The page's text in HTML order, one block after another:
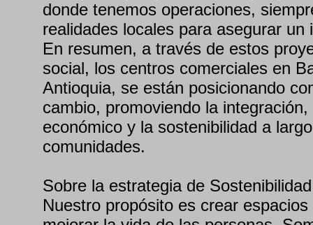
donde tenemos operaciones,
realidades locales para asegurar
En resumen, a través de estos
social, los centros comerciales en
Antioquia, se están posicionando
cambio, promoviendo la
económico y la sostenibilidad a
comunidades.
Sobre la estrategia de
Nuestro propósito es crear